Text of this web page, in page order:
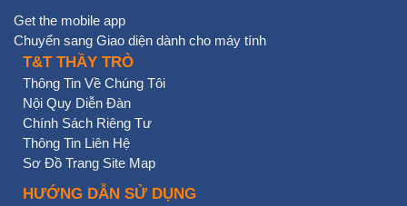
Get the mobile app
Chuyển sang Giao diện dành cho máy tính
T&T THẦY TRÒ
Thông Tin Về Chúng Tôi
Nội Quy Diễn Đàn
Chính Sách Riêng Tư
Thông Tin Liên Hệ
Sơ Đồ Trang Site Map
HƯỚNG DẪN SỬ DỤNG